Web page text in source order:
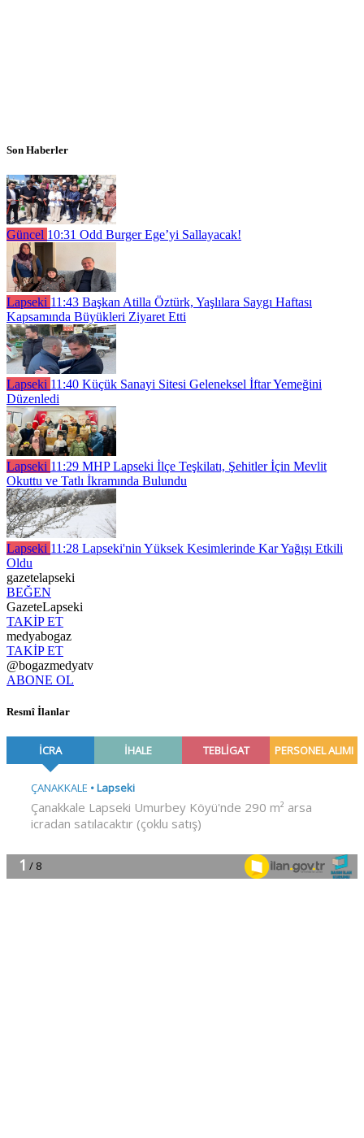
Son Haberler
Güncel 10:31 Odd Burger Ege’yi Sallayacak!
Lapseki 11:43 Başkan Atilla Öztürk, Yaşlılara Saygı Haftası
Kapsamında Büyükleri Ziyaret Etti
Lapseki 11:40 Küçük Sanayi Sitesi Geleneksel İftar Yemeğini
Düzenledi
Lapseki 11:29 MHP Lapseki İlçe Teşkilatı, Şehitler İçin Mevlit
Okuttu ve Tatlı İkramında Bulundu
Lapseki 11:28 Lapseki'nin Yüksek Kesimlerinde Kar Yağışı Etkili
Oldu
gazetelapseki
BEĞEN
GazeteLapseki
TAKİP ET
medyabogaz
TAKİP ET
@bogazmedyatv
ABONE OL
Resmî İlanlar